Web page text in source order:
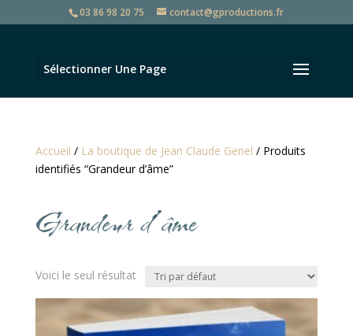
03 86 98 20 75 contact@gproductions.fr
Sélectionner Une Page
Accueil / La boutique de Jean Claude Genel / Produits
identifiés “Grandeur d’âme”
Grandeur d’âme
Voici le seul résultat